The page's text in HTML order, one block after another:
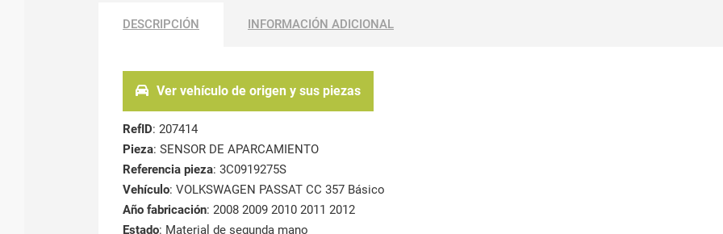
DESCRIPCIÓN INFORMACIÓN ADICIONAL
Ver vehículo de origen y sus piezas
RefID: 207414
Pieza: SENSOR DE APARCAMIENTO
Referencia pieza: 3C0919275S
Vehículo: VOLKSWAGEN PASSAT CC 357 Básico
Año fabricación: 2008 2009 2010 2011 2012
Estado: Material de segunda mano